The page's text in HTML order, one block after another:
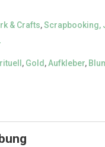
& Crafts,Scrapbooking,
, Gold ,Aufkleber,